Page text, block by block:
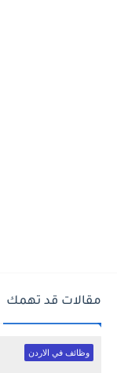
مقالات قد تهمك
وظائف في الاردن